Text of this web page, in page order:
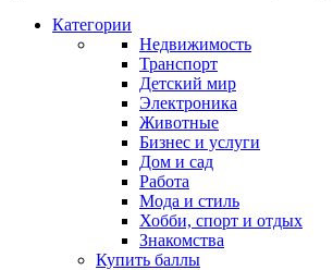
Категории
Недвижимость
Транспорт
Детский мир
Электроника
Животные
Бизнес и услуги
Дом и сад
Работа
Мода и стиль
Хобби, спорт и отдых
Знакомства
Купить баллы